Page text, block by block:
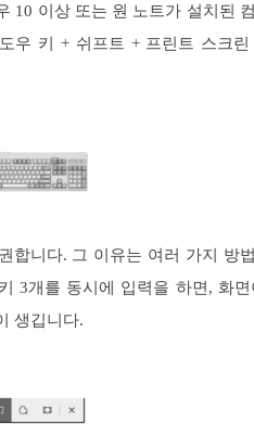
10 이상 또는 원 노트가 설치된
우 키 + 쉬프트 + 프린트 스크린
합니다. 그 이유는 여러 가지 방
3개를 동시에 입력을 하면, 화면
생깁니다.